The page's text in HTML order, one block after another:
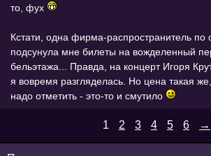
то, фух
Кстати, одна фирма-распространитель по
подсунула мне билеты на вожделенный
бельэтажа... Правда, на концерт Игоря
я вовремя разгляделась. Но цена такая
надо отметить - это-то и смутило
1 2 3 4 5 6 →